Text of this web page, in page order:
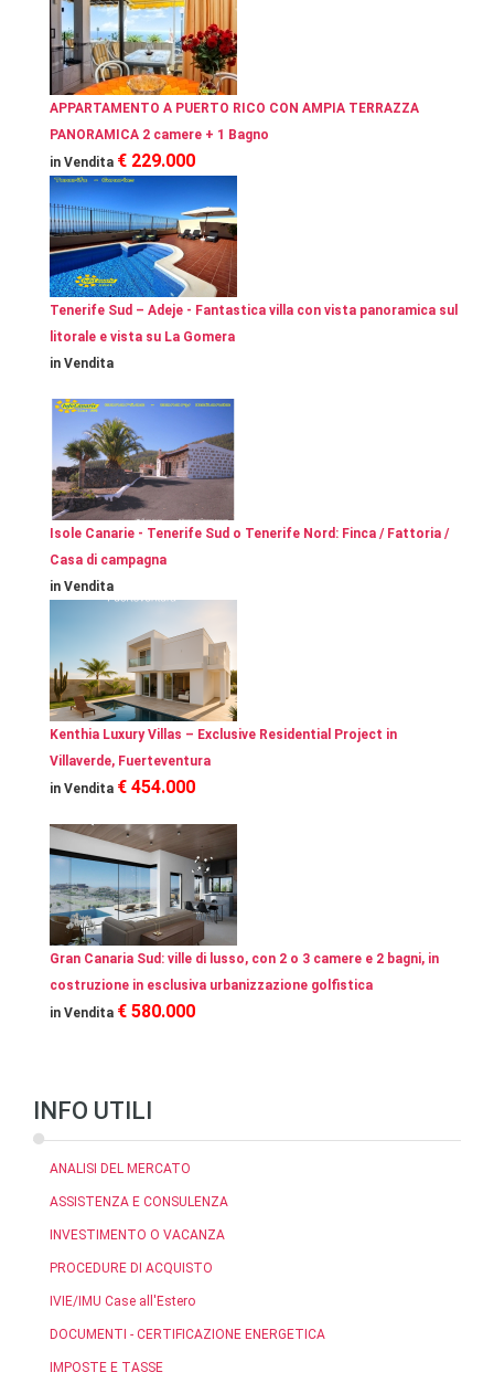
APPARTAMENTO A PUERTO RICO CON AMPIA TERRAZZA
PANORAMICA 2 camere + 1 Bagno
in Vendita € 229.000
Tenerife Sud – Adeje - Fantastica villa con vista panoramica sul
litorale e vista su La Gomera
in Vendita
Isole Canarie - Tenerife Sud o Tenerife Nord: Finca / Fattoria /
Casa di campagna
in Vendita
Kenthia Luxury Villas – Exclusive Residential Project in
Villaverde, Fuerteventura
in Vendita € 454.000
Gran Canaria Sud: ville di lusso, con 2 o 3 camere e 2 bagni, in
costruzione in esclusiva urbanizzazione golfistica
in Vendita € 580.000
INFO UTILI
ANALISI DEL MERCATO
ASSISTENZA E CONSULENZA
INVESTIMENTO O VACANZA
PROCEDURE DI ACQUISTO
IVIE/IMU Case all'Estero
DOCUMENTI - CERTIFICAZIONE ENERGETICA
IMPOSTE E TASSE